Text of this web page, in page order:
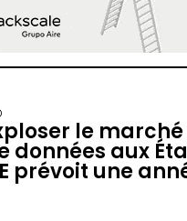
le
données aux
prévoit une